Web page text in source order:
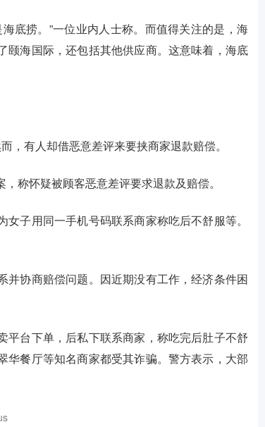
底捞。”一位业内人士称。而值得关注的是，海
颐海国际，还包括其他供应商。这意味着，海底
，有人却借恶意差评来要挟商家退款赔偿。
称怀疑被顾客恶意差评要求退款及赔偿。
子用同一手机号码联系商家称吃后不舒服等。
协商赔偿问题。因近期没有工作，经济条件困
台下单，后私下联系商家，称吃完后肚子不舒
餐厅等知名商家都受其诈骗。警方表示，大部